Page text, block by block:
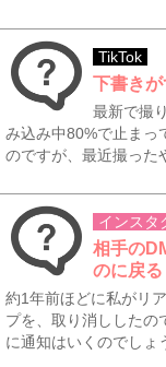
TikTok
下書き
最新で撮
み込み中80%で止まっ
のですが、最近撮った
インスタ
相手の
のに戻る
約1年前ほどに私がリ
プを、取り消ししたの
に通知はいくのでしょ